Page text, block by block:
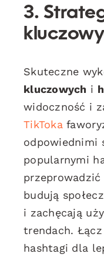
3.
Skuteczne
kluczowych i
widoczność i
TikToka
odpowiednimi
popularnymi
przeprowadzić
budują
i zachęcają
trendach.
hashtagi dla